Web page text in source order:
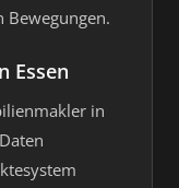
Bewegungen.
Essen
in